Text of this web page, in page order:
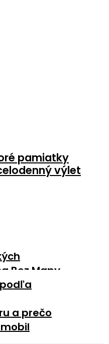
pamiatky
výlet
Bez Mapy
a prečo